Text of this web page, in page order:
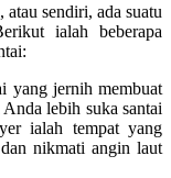
sendiri, ada suatu
ialah beberapa
yang jernih membuat
lebih suka santai
ialah tempat yang
nikmati angin laut